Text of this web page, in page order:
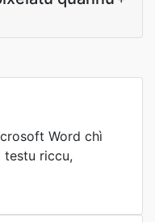
Word chì
riccu,